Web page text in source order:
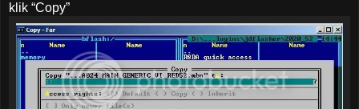
klik “Copy”